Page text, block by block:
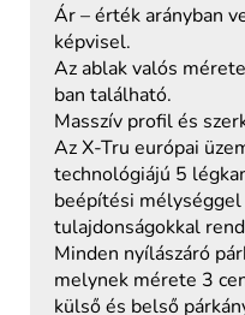
Ár – érték arányban
képvisel.
Az ablak valós
ban található.
Masszív profil és
Az X-Tru európai
technológiájú 5
beépítési
tulajdonságokkal
Minden nyílászáró
melynek mérete 3
külső és belső